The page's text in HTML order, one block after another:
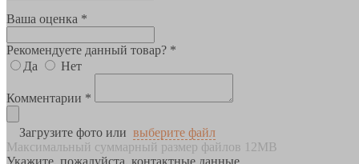
Ваша оценка *
Рекомендуете данный товар? *
Да
Нет
Комментарии *
Загрузите фото или выберите файл
Максимальный суммарный размер файлов 12MB
Укажите, пожалуйста, контактные данные